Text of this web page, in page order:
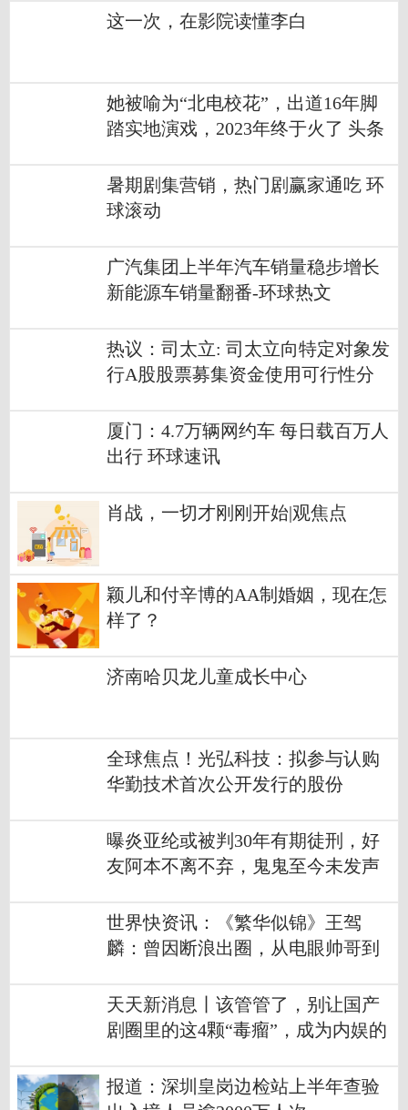
这一次，在影院读懂李白
她被喻为“北电校花”，出道16年脚
踏实地演戏，2023年终于火了 头条
暑期剧集营销，热门剧赢家通吃 环
球滚动
广汽集团上半年汽车销量稳步增长
新能源车销量翻番-环球热文
热议：司太立: 司太立向特定对象发
行A股股票募集资金使用可行性分
厦门：4.7万辆网约车 每日载百万人
出行 环球速讯
肖战，一切才刚刚开始|观焦点
颖儿和付辛博的AA制婚姻，现在怎
样了？
济南哈贝龙儿童成长中心
全球焦点！光弘科技：拟参与认购
华勤技术首次公开发行的股份
曝炎亚纶或被判30年有期徒刑，好
友阿本不离不弃，鬼鬼至今未发声
世界快资讯：《繁华似锦》王驾
麟：曾因断浪出圈，从电眼帅哥到
天天新消息丨该管管了，别让国产
剧圈里的这4颗“毒瘤”，成为内娱的
报道：深圳皇岗边检站上半年查验